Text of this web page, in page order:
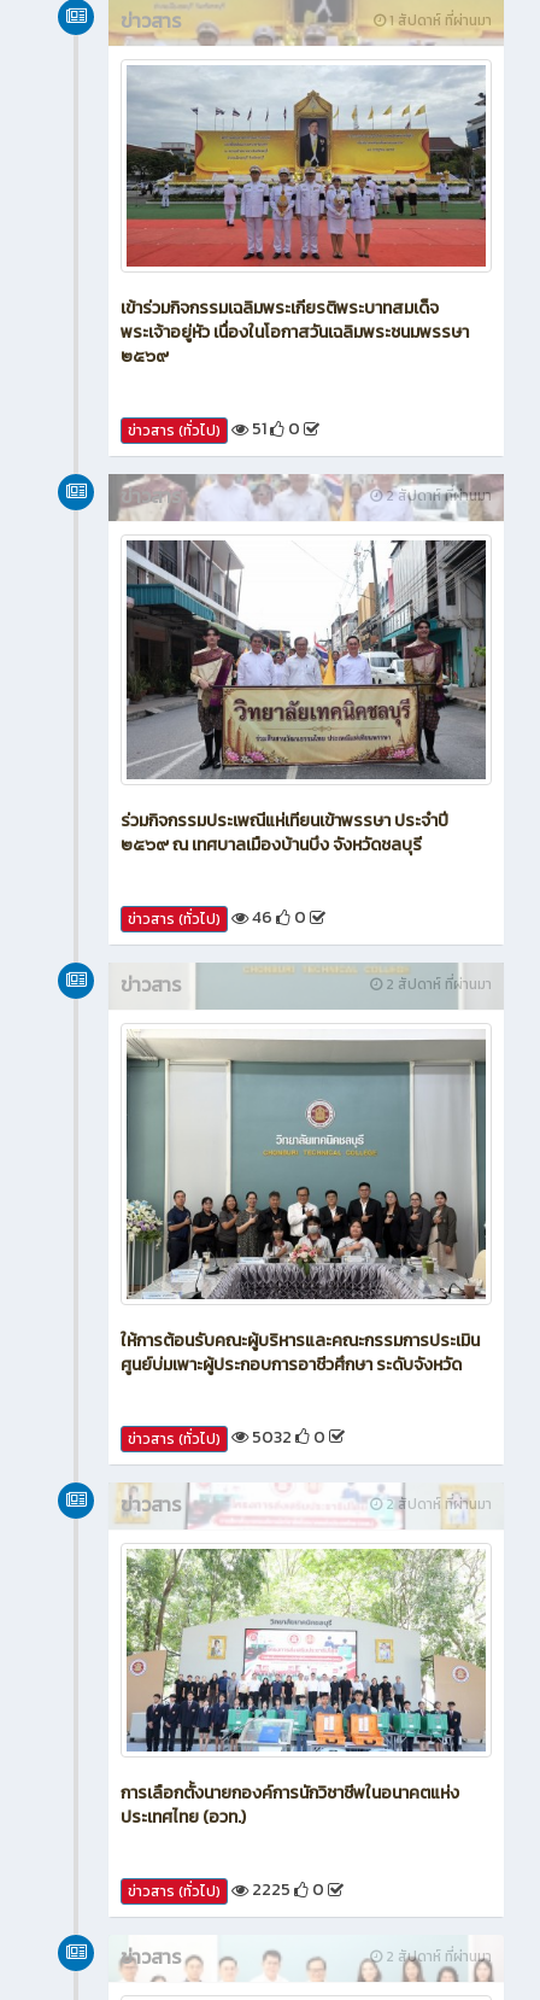
1 สัปดาห์ ที่ผ่านมา
ข่าวสาร
เข้าร่วมกิจกรรมเฉลิมพระเกียรติพระบาทสมเด็จ
พระเจ้าอยู่หัว เนื่องในโอกาสวันเฉลิมพระชนมพรรษา
๒๕๖๙
ข่าวสาร (ทั่วไป) 51 0
2 สัปดาห์ ที่ผ่านมา
ข่าวสาร
ร่วมกิจกรรมประเพณีแห่เทียนเข้าพรรษา ประจำปี
๒๕๖๙ ณ เทศบาลเมืองบ้านบึง จังหวัดชลบุรี
ข่าวสาร (ทั่วไป) 46 0
2 สัปดาห์ ที่ผ่านมา
ข่าวสาร
ให้การต้อนรับคณะผู้บริหารและคณะกรรมการประเมิน
ศูนย์บ่มเพาะผู้ประกอบการอาชีวศึกษา ระดับจังหวัด
ข่าวสาร (ทั่วไป) 5032 0
2 สัปดาห์ ที่ผ่านมา
ข่าวสาร
การเลือกตั้งนายกองค์การนักวิชาชีพในอนาคตแห่ง
ประเทศไทย (อวท.)
ข่าวสาร (ทั่วไป) 2225 0
2 สัปดาห์ ที่ผ่านมา
ข่าวสาร